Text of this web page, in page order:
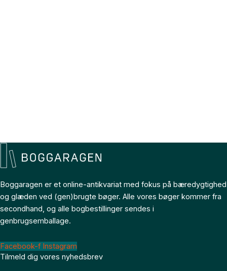
Boggaragen er et online-antikvariat med fokus på bæredygtighed
og glæden ved (gen)brugte bøger. Alle vores bøger kommer fra
secondhand, og alle bogbestillinger sendes i
genbrugsemballage.
Facebook-f Instagram
Tilmeld dig vores nyhedsbrev